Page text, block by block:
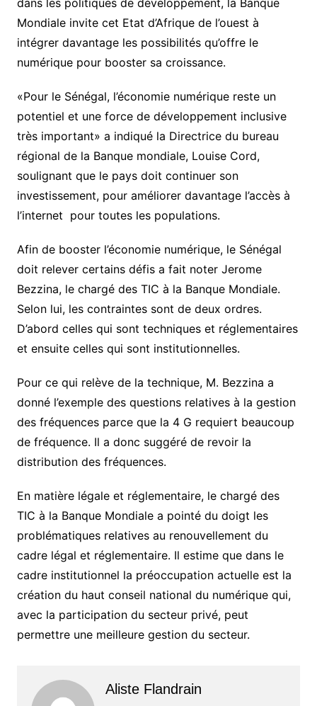
dans les politiques de développement, la Banque
Mondiale invite cet Etat d’Afrique de l’ouest à
intégrer davantage les possibilités qu’offre le
numérique pour booster sa croissance.
«Pour le Sénégal, l’économie numérique reste un
potentiel et une force de développement inclusive
très important» a indiqué la Directrice du bureau
régional de la Banque mondiale, Louise Cord,
soulignant que le pays doit continuer son
investissement, pour améliorer davantage l’accès à
l’internet pour toutes les populations.
Afin de booster l’économie numérique, le Sénégal
doit relever certains défis a fait noter Jerome
Bezzina, le chargé des TIC à la Banque Mondiale.
Selon lui, les contraintes sont de deux ordres.
D’abord celles qui sont techniques et réglementaires
et ensuite celles qui sont institutionnelles.
Pour ce qui relève de la technique, M. Bezzina a
donné l’exemple des questions relatives à la gestion
des fréquences parce que la 4 G requiert beaucoup
de fréquence. Il a donc suggéré de revoir la
distribution des fréquences.
En matière légale et réglementaire, le chargé des
TIC à la Banque Mondiale a pointé du doigt les
problématiques relatives au renouvellement du
cadre légal et réglementaire. Il estime que dans le
cadre institutionnel la préoccupation actuelle est la
création du haut conseil national du numérique qui,
avec la participation du secteur privé, peut
permettre une meilleure gestion du secteur.
Aliste Flandrain